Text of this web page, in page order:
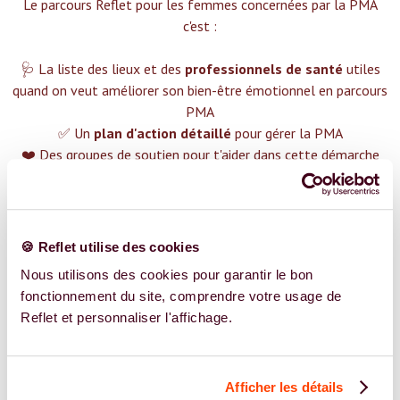
🍪 Reflet utilise des cookies
Nous utilisons des cookies pour garantir le bon
fonctionnement du site, comprendre votre usage de
Reflet et personnaliser l'affichage.
Afficher les détails
Le parcours Reflet pour les femmes concernées par la PMA
c'est :‍
🩺 La liste des lieux et des professionnels de santé utiles
quand on veut améliorer son bien-être émotionnel en parcours
PMA
✅ Un plan d'action détaillé pour gérer la PMA
❤️ Des groupes de soutien pour t'aider dans cette démarche
😉 Du contenu avec tout ce que tu dois savoir surla PMA
TROUVER UN SPÉCIALISTE
Plus de 400 femmes déjà accompagnées !